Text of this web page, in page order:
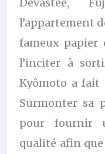
l’appartement
fameux papier
l’inciter à
Kyômoto a fait
Surmonter sa
pour fournir
qualité afin